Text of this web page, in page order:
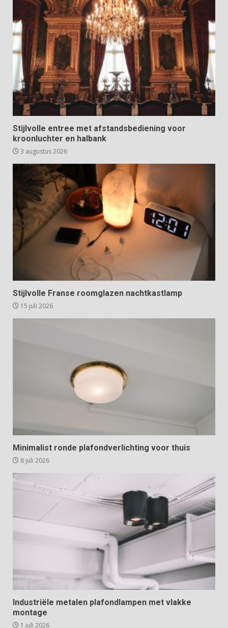
Stijlvolle entree met afstandsbediening voor
kroonluchter en halbank
3 augustus 2026
Stijlvolle Franse roomglazen nachtkastlamp
15 juli 2026
Minimalist ronde plafondverlichting voor thuis
8 juli 2026
Industriële metalen plafondlampen met vlakke
montage
1 juli 2026